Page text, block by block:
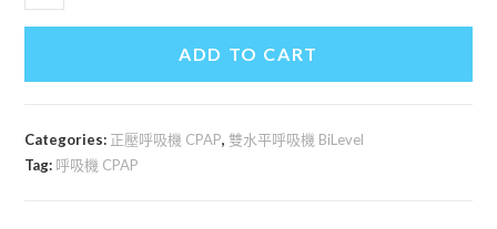
11
雙
水
ADD TO CART
Categories: 正壓呼吸機 CPAP,雙水平呼吸機 BiLevel
Tag: 呼吸機 CPAP